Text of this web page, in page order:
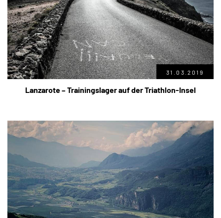
31.03.2019
Lanzarote – Trainingslager auf der Triathlon-Insel